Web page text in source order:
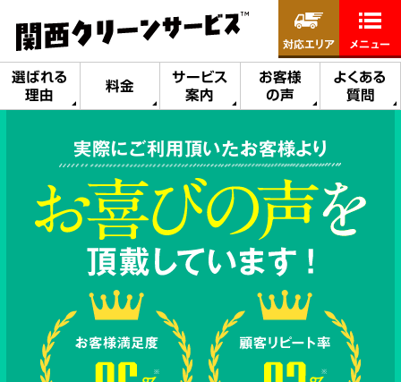
選ばれる
理由
料金
サービス
案内
お客様
の声
よくある
質問
対応エリア メニュー
実際にご利用頂いたお客様より